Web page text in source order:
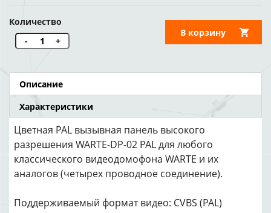
Количество
-
+
В корзину
Описание
Характеристики
Цветная PAL вызывная панель высокого
разрешения WARTE-DP-02 PAL для любого
классического видеодомофона WARTE и их
аналогов (четырех проводное соединение).
Поддерживаемый формат видео: CVBS (PAL)